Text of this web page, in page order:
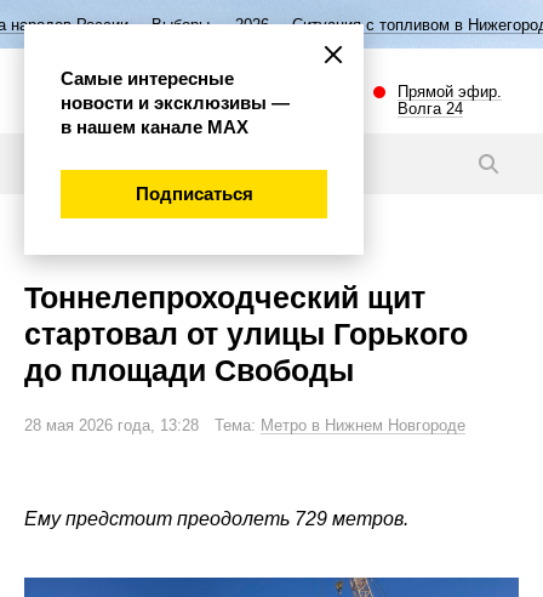
Выборы — 2026 Ситуация с топливом в Нижегородской области
Прямой эфир.
Волга 24
Тоннелепроходческий щит
стартовал от улицы Горького
до площади Свободы
28 мая 2026 года, 13:28 Тема: Метро в Нижнем Новгороде
Ему предстоит преодолеть 729 метров.
Самые интересные
новости и эксклюзивы —
в нашем канале МАХ
Подписаться